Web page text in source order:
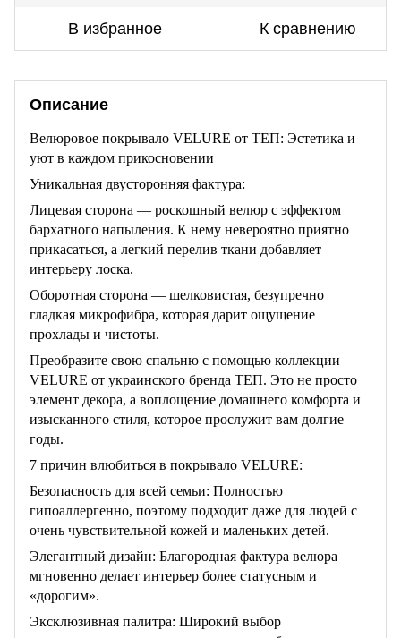
В избранное К сравнению
Описание
Велюровое покрывало VELURE от ТЕП: Эстетика и
уют в каждом прикосновении
Уникальная двусторонняя фактура:
Лицевая сторона — роскошный велюр с эффектом
бархатного напыления. К нему невероятно приятно
прикасаться, а легкий перелив ткани добавляет
интерьеру лоска.
Оборотная сторона — шелковистая, безупречно
гладкая микрофибра, которая дарит ощущение
прохлады и чистоты.
Преобразите свою спальню с помощью коллекции
VELURE от украинского бренда ТЕП. Это не просто
элемент декора, а воплощение домашнего комфорта и
изысканного стиля, которое прослужит вам долгие
годы.
7 причин влюбиться в покрывало VELURE:
Безопасность для всей семьи: Полностью
гипоаллергенно, поэтому подходит даже для людей с
очень чувствительной кожей и маленьких детей.
Элегантный дизайн: Благородная фактура велюра
мгновенно делает интерьер более статусным и
«дорогим».
Эксклюзивная палитра: Широкий выбор